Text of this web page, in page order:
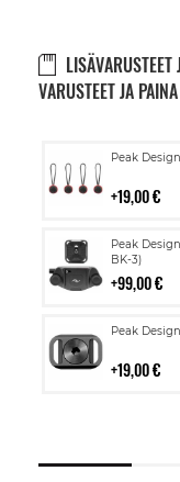
VARUSTEET JA
Peak
19,00 €
Lisää
Peak
BK-3)
99,00 €
Lisää
Peak
19,00 €
Lisää